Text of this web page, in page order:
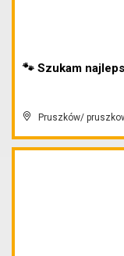
🐾 Szukam
Pruszków/